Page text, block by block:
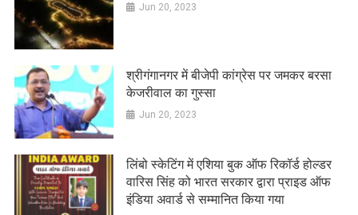
Jun 20, 2023
श्रीगंगानगर में बीजेपी कांग्रेस पर जमकर बरसा
केजरीवाल का गुस्सा
Jun 20, 2023
लिंबो स्केटिंग में एशिया बुक ऑफ रिकॉर्ड होल्डर
वारिस सिंह को भारत सरकार द्वारा प्राइड ऑफ
इंडिया अवार्ड से सम्मानित किया गया